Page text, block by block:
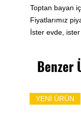
Toptan bayan
Fiyatlarımız
İster evde,
Benzer
YENİ ÜRÜN